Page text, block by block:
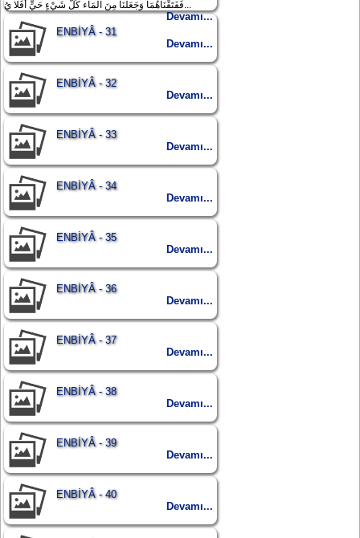
Devamı...
ENBİYÂ - 31
Devamı...
ENBİYÂ - 32
Devamı...
ENBİYÂ - 33
Devamı...
ENBİYÂ - 34
Devamı...
ENBİYÂ - 35
Devamı...
ENBİYÂ - 36
Devamı...
ENBİYÂ - 37
Devamı...
ENBİYÂ - 38
Devamı...
ENBİYÂ - 39
Devamı...
ENBİYÂ - 40
Devamı...